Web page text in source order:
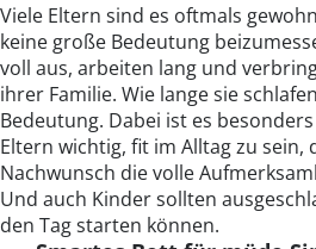
Viele Eltern sind es oftmals
keine große Bedeutung
voll aus, arbeiten lang und
ihrer Familie. Wie lange sie
Bedeutung. Dabei ist es
Eltern wichtig, fit im Alltag zu sein,
Nachwunsch die volle
Und auch Kinder sollten
den Tag starten können.